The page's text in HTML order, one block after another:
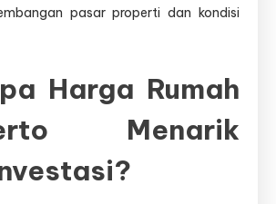
pasar properti dan kondisi
Harga Rumah
Menarik